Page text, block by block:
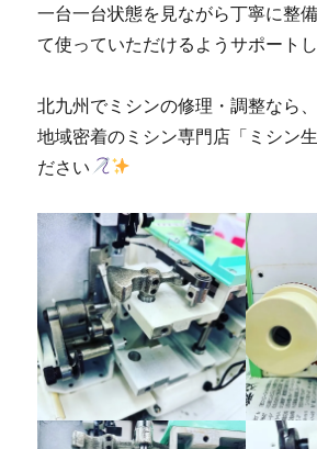
一台一台状態を見ながら丁寧に整
て使っていただけるようサポートし
北九州でミシンの修理・調整なら、
地域密着のミシン専門店「ミシン
ださい